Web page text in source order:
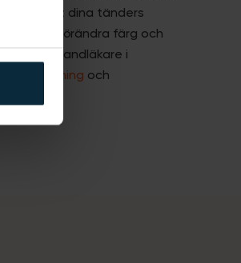
är det dina tänders
dig att förändra färg och
våra tandläkare i
tandblekning och